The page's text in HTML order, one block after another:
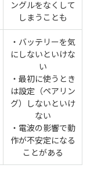
ングルをなくして
しまうことも
・バッテリーを気
にしないといけな
い
・最初に使うとき
は設定（ペアリン
グ）しないといけ
ない
・電波の影響で動
作が不安定になる
ことがある